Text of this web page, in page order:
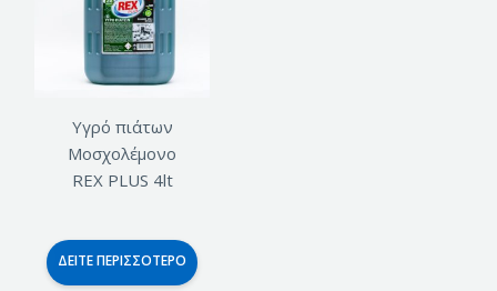
Υγρό πιάτων
Μοσχολέμονο
REX PLUS 4lt
ΔΕΊΤΕ ΠΕΡΙΣΣΌΤΕΡΟ